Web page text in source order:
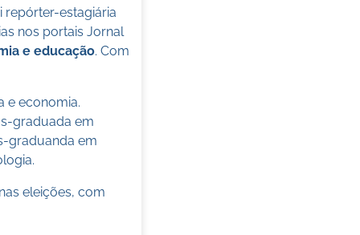
repórter-estagiária
nos portais Jornal
e educação. Com
e economia.
graduada em
graduanda em
eleições, com